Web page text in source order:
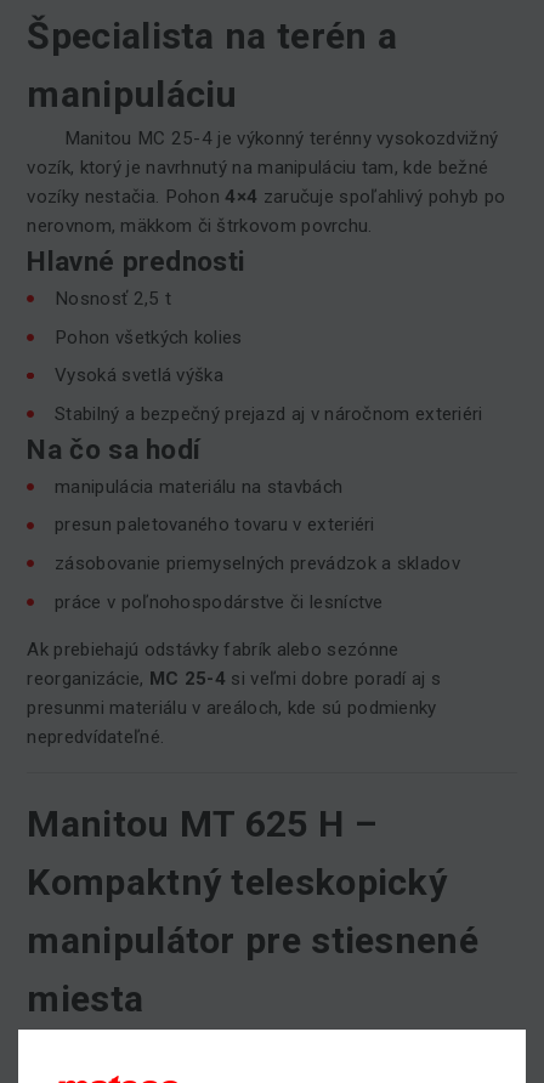
Špecialista na terén a
manipuláciu
Manitou MC 25-4 je výkonný terénny vysokozdvižný
vozík, ktorý je navrhnutý na manipuláciu tam, kde bežné
vozíky nestačia. Pohon4×4 zaručuje spoľahlivý pohyb po
nerovnom, mäkkom či štrkovom povrchu.
Hlavné prednosti
Nosnosť 2,5 t
Pohon všetkých kolies
Vysoká svetlá výška
Stabilný a bezpečný prejazd aj v náročnom exteriéri
Na čo sa hodí
manipulácia materiálu na stavbách
presun paletovaného tovaru v exteriéri
zásobovanie priemyselných prevádzok a skladov
práce v poľnohospodárstve či lesníctve
Ak prebiehajú odstávky fabrík alebo sezónne
reorganizácie, MC 25-4 si veľmi dobre poradí aj s
presunmi materiálu v areáloch, kde sú podmienky
nepredvídateľné.
Manitou MT 625 H –
Kompaktný teleskopický
manipulátor pre stiesnené
miesta
manipuláciu v priestoroch, kde majú väčšie stroje problém.